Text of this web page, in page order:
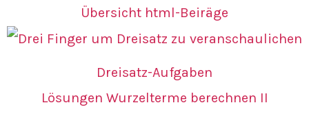
Übersicht html-Beiräge
Dreisatz-Aufgaben
Lösungen Wurzelterme berechnen II